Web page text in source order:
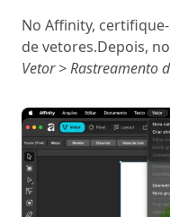
No Affinity,
de vetores.Depois,
Vetor > Rastreamento